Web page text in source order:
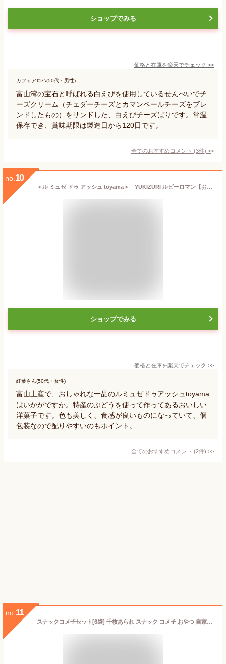
ショップでみる
価格と在庫を楽天でチェック >>
カフェアロハ(50代・男性)
富山湾の宝石と呼ばれる白えびを使用しているせんべいでチ
ーズクリーム（チェダーチーズとカマンベールチーズをブレ
ンドしたもの）をサンドした、白えびチーズばりです。常温
保存でき、賞味期限は製造日から120日です。
全てのおすすめコメント (3件) >
no. 10
＜ル ミュゼ ドゥ アッシュ toyama＞ YUKIZURI ルビーロマン【お中元 贈り物 北陸 富山 石川 金沢 洋菓子 お土産 銘菓 雪吊り ぶどう グレープ 辻口 お取り寄せ 御挨拶 ギフト 贈答】
ショップでみる
価格と在庫を楽天でチェック >>
紅葉さん(50代・女性)
富山土産で、おしゃれな一品のルミュゼドゥアッシュtoyama
はいかがですか。特産のぶどうを使って作ってあるおいしい
洋菓子です。色も美しく、食感が良いものになっていて、個
包装なので配りやすいのもポイント。
全てのおすすめコメント (2件) >
no. 11
スナックコメ子セット[6袋] 千枚あられ スナック コメ子 おやつ 自家用 ご自宅用 手土産 進物 プチギフト お試し おつまみ 富山米100% 白えび 土産 お菓子 ばらまき お使い 【同梱可能】